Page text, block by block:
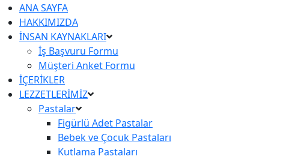
ANA SAYFA
HAKKIMIZDA
İNSAN KAYNAKLARI
İş Başvuru Formu
Müşteri Anket Formu
İÇERİKLER
LEZZETLERİMİZ
Pastalar
Figürlü Adet Pastalar
Bebek ve Çocuk Pastaları
Kutlama Pastaları